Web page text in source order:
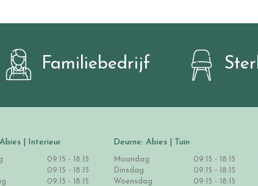
Familiebedrijf
| Interieur
09:15 - 18:15
09:15 - 18:15
09:15 - 18:15
Deurne: Abies | Tuin
Maandag
09:15 - 18:15
Dinsdag
09:15 - 18:15
Woensdag
09:15 - 18:15